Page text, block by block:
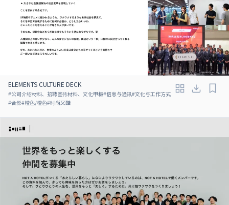
ELEMENTS CULTURE DECK
#公司介绍材料、招聘宣传材料、文化甲板#信息与通讯#文化与工作方式
#合影#橙色/橙色#时尚又酷